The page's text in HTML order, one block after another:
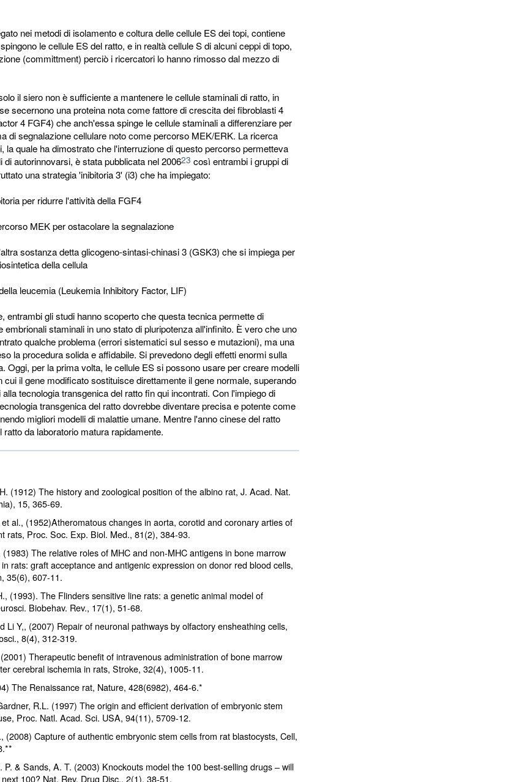
nei metodi di isolamento e coltura delle cellule ES dei topi, contiene
le cellule ES del ratto, e in realtà cellule S di alcuni ceppi di topo,
(committment) perciò i ricercatori lo hanno rimosso dal mezzo di
il siero non è sufficiente a mantenere le cellule staminali di ratto, in
secernono una proteina nota come fattore di crescita dei fibroblasti 4
4 FGF4) che anch'essa spinge le cellule staminali a differenziare per
di segnalazione cellulare noto come percorso MEK/ERK. La ricerca
la quale ha dimostrato che l'interruzione di questo percorso permetteva
di autorinnovarsi, è stata pubblicata nel 200623 così entrambi i gruppi di
una strategia 'inibitoria 3' (i3) che ha impiegato:
per ridurre l'attività della FGF4
MEK per ostacolare la segnalazione
sostanza detta glicogeno-sintasi-chinasi 3 (GSK3) che si impiega per
della cellula
leucemia (Leukemia Inhibitory Factor, LIF)
entrambi gli studi hanno scoperto che questa tecnica permette di
embrionali staminali in uno stato di pluripotenza all'infinito. È vero che uno
qualche problema (errori sistematici sul sesso e mutazioni), ma una
la procedura solida e affidabile. Si prevedono degli effetti enormi sulla
Oggi, per la prima volta, le cellule ES si possono usare per creare modelli
cui il gene modificato sostituisce direttamente il gene normale, superando
tecnologia transgenica del ratto fin qui incontrati. Con l'impiego di
transgenica del ratto dovrebbe diventare precisa e potente come
migliori modelli di malattie umane. Mentre l'anno cinese del ratto
ratto da laboratorio matura rapidamente.
(1912) The history and zoological position of the albino rat, J. Acad. Nat.
15, 365-69.
al., (1952)Atheromatous changes in aorta, corotid and coronary arties of
rats, Proc. Soc. Exp. Biol. Med., 81(2), 384-93.
The relative roles of MHC and non-MHC antigens in bone marrow
rats: graft acceptance and antigenic expression on donor red blood cells,
35(6), 607-11.
(1993). The Flinders sensitive line rats: a genetic animal model of
Biobehav. Rev., 17(1), 51-68.
Li Y,, (2007) Repair of neuronal pathways by olfactory ensheathing cells,
8(4), 312-319.
Therapeutic benefit of intravenous administration of bone marrow
cerebral ischemia in rats, Stroke, 32(4), 1005-11.
The Renaissance rat, Nature, 428(6982), 464-6.*
R.L. (1997) The origin and efficient derivation of embryonic stem
Proc. Natl. Acad. Sci. USA, 94(11), 5709-12.
(2008) Capture of authentic embryonic stem cells from rat blastocysts, Cell,
P. & Sands, A. T. (2003) Knockouts model the 100 best-selling drugs – will
100? Nat. Rev. Drug Disc., 2(1), 38-51.